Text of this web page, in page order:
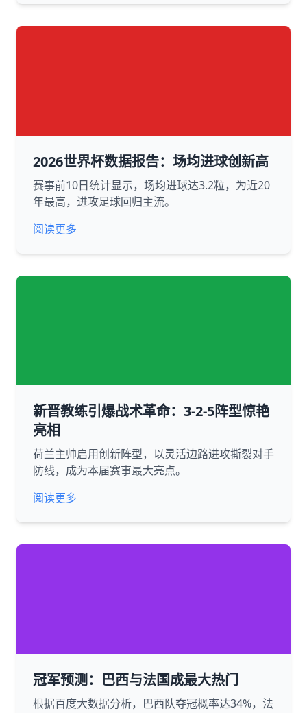
2026世界杯数据报告：场均进球创新高
赛事前10日统计显示，场均进球达3.2粒，为近20
年最高，进攻足球回归主流。
阅读更多
新晋教练引爆战术革命：3-2-5阵型惊艳
亮相
荷兰主帅启用创新阵型，以灵活边路进攻撕裂对手
防线，成为本届赛事最大亮点。
阅读更多
冠军预测：巴西与法国成最大热门
根据百度大数据分析，巴西队夺冠概率达34%，法